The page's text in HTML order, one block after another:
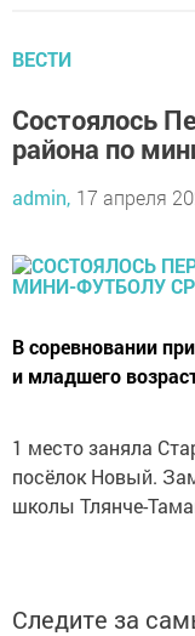
ВЕСТИ
Состоялось
района по
admin, 17 апреля
В соревновании
и младшего
1 место заняла
посёлок Новый.
школы Тлянче-
Следите за